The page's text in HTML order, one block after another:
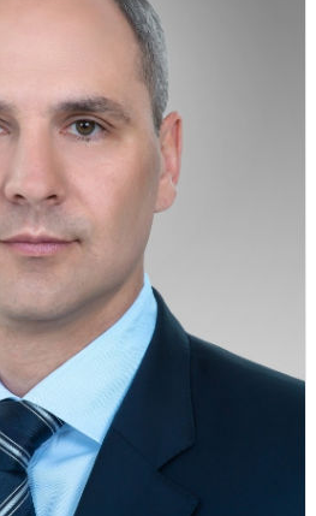
отслеживайте
сообщения